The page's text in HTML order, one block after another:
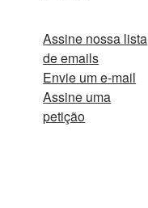
Assine nossa lista
de emails
Envie um e-mail
Assine uma
petição